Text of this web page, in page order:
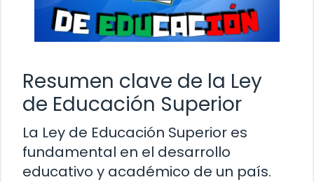
Resumen clave de la Ley
de Educación Superior
La Ley de Educación Superior es
fundamental en el desarrollo
educativo y académico de un país.